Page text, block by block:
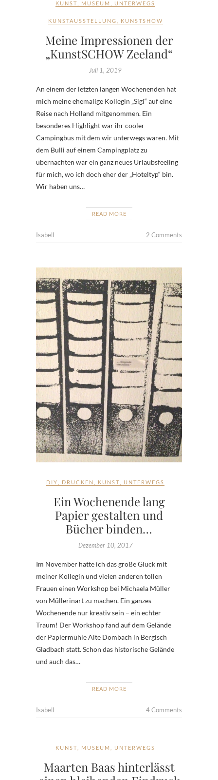
KUNST MUSEUM UNTERWEGS
KUNSTAUSSTELLUNG KUNSTSHOW
Meine Impressionen der
„KunstSCHOW Zeeland“
Juli 1, 2019
An einem der letzten langen Wochenenden hat
mich meine ehemalige Kollegin „Sigi“ auf eine
Reise nach Holland mitgenommen. Ein
besonderes Highlight war ihr cooler
Campingbus mit dem wir unterwegs waren. Mit
dem Bulli auf einem Campingplatz zu
übernachten war ein ganz neues Urlaubsfeeling
für mich, wo ich doch eher der „Hoteltyp“ bin.
Wir haben uns…
READ MORE
Isabell 2 Comments
DIY DRUCKEN KUNST UNTERWEGS
Ein Wochenende lang
Papier gestalten und
Bücher binden…
Dezember 10, 2017
Im November hatte ich das große Glück mit
meiner Kollegin und vielen anderen tollen
Frauen einen Workshop bei Michaela Müller
von Müllerinart zu machen. Ein ganzes
Wochenende nur kreativ sein – ein echter
Traum! Der Workshop fand auf dem Gelände
der Papiermühle Alte Dombach in Bergisch
Gladbach statt. Schon das historische Gelände
und auch das…
READ MORE
Isabell 4 Comments
KUNST MUSEUM UNTERWEGS
Maarten Baas hinterlässt